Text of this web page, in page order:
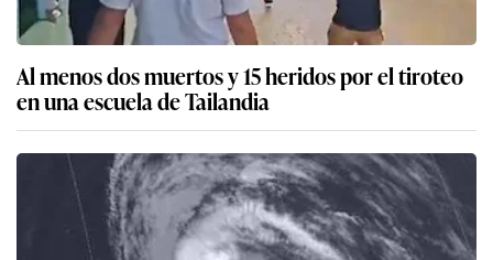
Al menos dos muertos y 15 heridos por el tiroteo
en una escuela de Tailandia